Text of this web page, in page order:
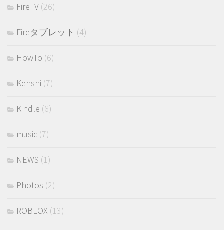
FireTV (26)
Fireタブレット (4)
HowTo (6)
Kenshi (7)
Kindle (6)
music (7)
NEWS (1)
Photos (2)
ROBLOX (13)